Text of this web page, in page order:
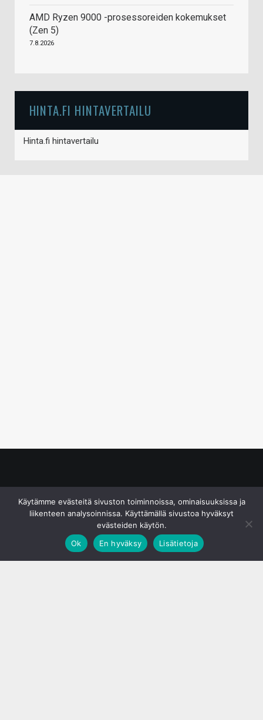
AMD Ryzen 9000 -prosessoreiden kokemukset
(Zen 5)
7.8.2026
HINTA.FI HINTAVERTAILU
Hinta.fi hintavertailu
Käytämme evästeitä sivuston toiminnoissa, ominaisuuksissa ja
liikenteen analysoinnissa. Käyttämällä sivustoa hyväksyt
evästeiden käytön.
Ok
En hyväksy Lisätietoja